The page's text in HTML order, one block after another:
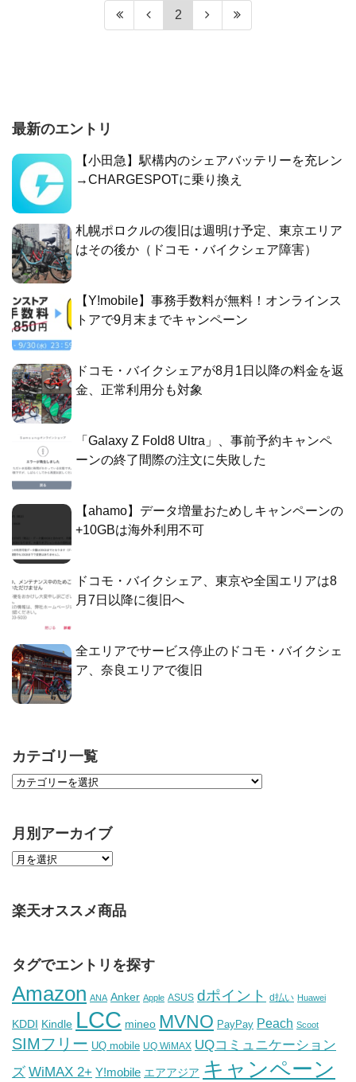
2
最新のエントリ
【小田急】駅構内のシェアバッテリーを充レン
→CHARGESPOTに乗り換え
札幌ポロクルの復旧は週明け予定、東京エリア
はその後か（ドコモ・バイクシェア障害）
【Y!mobile】事務手数料が無料！オンラインス
トアで9月末までキャンペーン
ドコモ・バイクシェアが8月1日以降の料金を返
金、正常利用分も対象
「Galaxy Z Fold8 Ultra」、事前予約キャンペ
ーンの終了間際の注文に失敗した
【ahamo】データ増量おためしキャンペーンの
+10GBは海外利用不可
ドコモ・バイクシェア、東京や全国エリアは8
月7日以降に復旧へ
全エリアでサービス停止のドコモ・バイクシェ
ア、奈良エリアで復旧
カテゴリ一覧
月別アーカイブ
楽天オススメ商品
タグでエントリを探す
Amazon ANA Anker Apple ASUS dポイント d払い Huawei
KDDI Kindle LCC mineo MVNO PayPay Peach Scoot
SIMフリー UQ mobile UQ WiMAX UQコミュニケーション
ズ WiMAX 2+ Y!mobile エアアジア キャンペーン